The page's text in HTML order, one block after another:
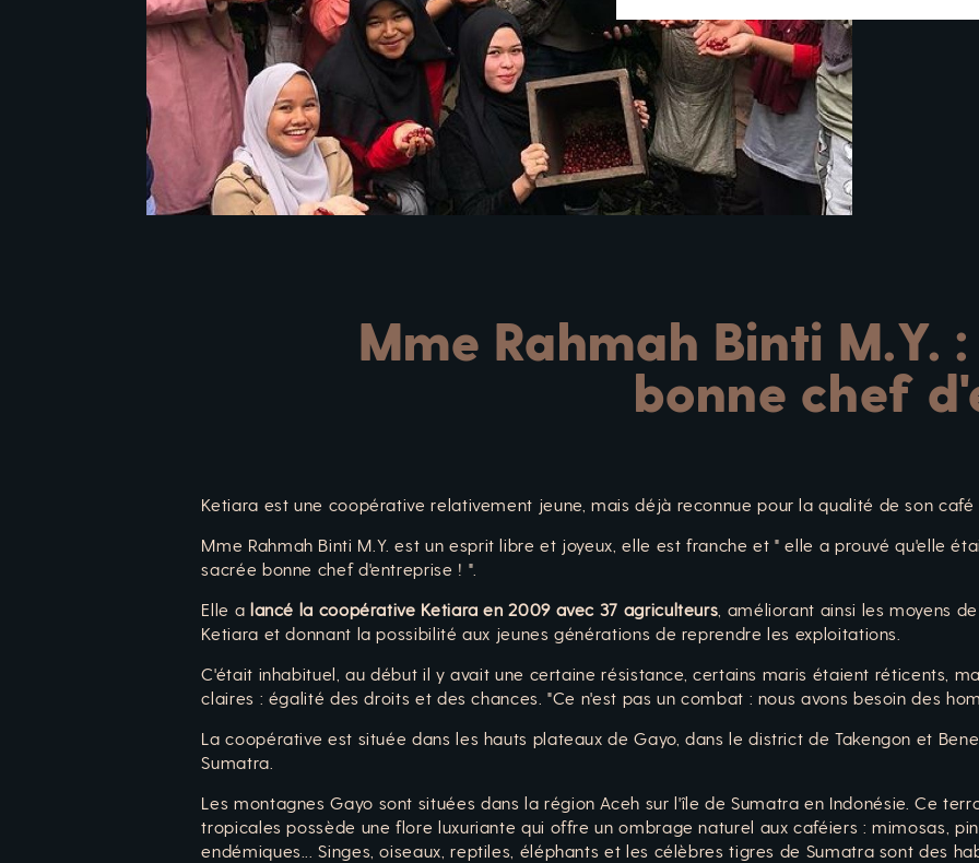
Mme Rahmah Binti M.Y.
bonne chef
Ketiara est une coopérative relativement jeune, mais déjà reconnue pour la qualité de son
Mme Rahmah Binti M.Y. est un esprit libre et joyeux, elle est franche et " elle a prouvé qu'elle
sacrée bonne chef d'entreprise ! ".
Elle a lancé la coopérative Ketiara en 2009 avec 37 agriculteurs , améliorant ainsi les moyens
Ketiara et donnant la possibilité aux jeunes générations de reprendre les exploitations.
C'était inhabituel, au début il y avait une certaine résistance, certains maris étaient réticents,
claires : égalité des droits et des chances. "Ce n'est pas un combat : nous avons besoin des
La coopérative est située dans les hauts plateaux de Gayo, dans le district de Takengon et
Sumatra.
Les montagnes Gayo sont situées dans la région Aceh sur l'île de Sumatra en Indonésie. Ce
tropicales possède une flore luxuriante qui offre un ombrage naturel aux caféiers : mimosas,
endémiques... Singes, oiseaux, reptiles, éléphants et les célèbres tigres de Sumatra sont des